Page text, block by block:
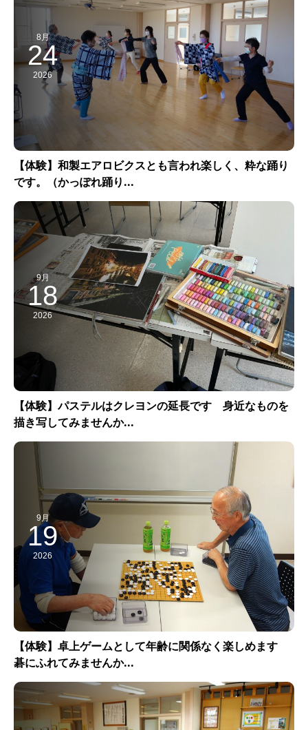
8月
24
2026
【体験】和製エアロビクスとも言われ楽しく、粋な踊り
です。（かっぽれ踊り...
9月
18
2026
【体験】パステルはクレヨンの延長です 身近なものを
描き写してみませんか...
9月
19
2026
【体験】卓上ゲームとして年齢に関係なく楽しめます
碁にふれてみませんか...